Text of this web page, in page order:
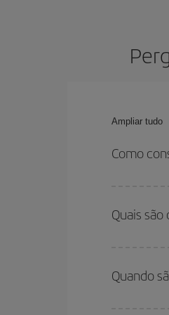
Ampliar tudo
Como
relação às
Quais
para onde
volta, para
Quando